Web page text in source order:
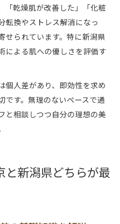
「乾燥肌が改善した」「化粧
転換やストレス解消になっ
せられています。特に新潟県
による肌への優しさを評価す
個人差があり、即効性を求め
です。無理のないペースで通
と相談しつつ自分の理想の美
と新潟県どちらが最